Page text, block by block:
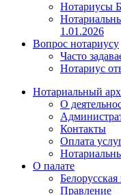
Нотариусы
1.01.2026
Вопрос нотариусу
Часто
Нотариус
Нотариальный
О
Контакты
Оплата
О палате
Белорусская
Правление